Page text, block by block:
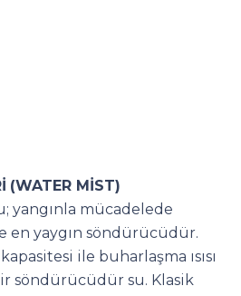
(WATER MİST)
yangınla mücadelede
en yaygın söndürücüdür.
ile buharlaşma ısısı
söndürücüdür su. Klasik